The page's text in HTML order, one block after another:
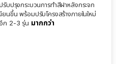
บปรุงกระบวนการทำสีฝาหลังกระจก
นขึ้น พร้อมปรับโครงสร้างภายในใหม่
อีก 2-3 รุ่น มากกว่า